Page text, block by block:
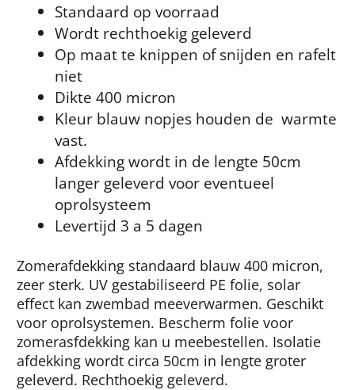
Standaard op voorraad
Wordt rechthoekig geleverd
Op maat te knippen of snijden en rafelt
niet
Dikte 400 micron
Kleur blauw nopjes houden de warmte
vast.
Afdekking wordt in de lengte 50cm
langer geleverd voor eventueel
oprolsysteem
Levertijd 3 a 5 dagen
Zomerafdekking standaard blauw 400 micron,
zeer sterk. UV gestabiliseerd PE folie, solar
effect kan zwembad meeverwarmen. Geschikt
voor oprolsystemen. Bescherm folie voor
zomerasfdekking kan u meebestellen. Isolatie
afdekking wordt circa 50cm in lengte groter
geleverd. Rechthoekig geleverd.